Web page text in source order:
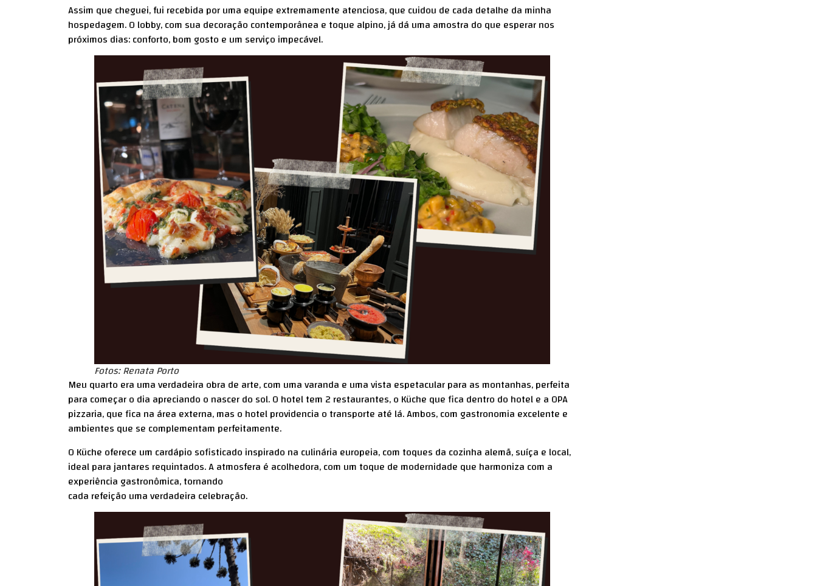
Assim que cheguei, fui recebida por uma equipe extremamente atenciosa, que cuidou de cada detalhe da minha
hospedagem. O lobby, com sua decoração contemporânea e toque alpino, já dá uma amostra do que esperar nos
próximos dias: conforto, bom gosto e um serviço impecável.
Fotos: Renata Porto
Meu quarto era uma verdadeira obra de arte, com uma varanda e uma vista espetacular para as montanhas, perfeita
para começar o dia apreciando o nascer do sol. O hotel tem 2 restaurantes, o Küche que fica dentro do hotel e a OPA
pizzaria, que fica na área externa, mas o hotel providencia o transporte até lá. Ambos, com gastronomia excelente e
ambientes que se complementam perfeitamente.
O Küche oferece um cardápio sofisticado inspirado na culinária europeia, com toques da cozinha alemã, suíça e local,
ideal para jantares requintados. A atmosfera é acolhedora, com um toque de modernidade que harmoniza com a
experiência gastronômica, tornando
cada refeição uma verdadeira celebração.